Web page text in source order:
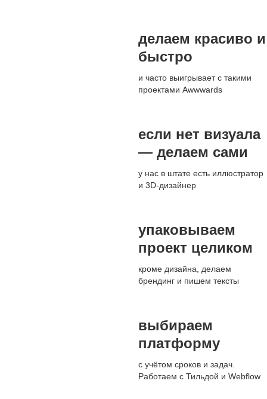
делаем красиво и
быстро
и часто выигрывает с такими
проектами Awwwards
если нет визуала
— делаем сами
у нас в штате есть иллюстратор
и 3D-дизайнер
упаковываем
проект целиком
кроме дизайна, делаем
брендинг и пишем тексты
выбираем
платформу
с учётом сроков и задач.
Работаем с Тильдой и Webflow